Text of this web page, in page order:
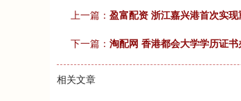
上一篇： 盈富配资 浙江嘉兴港首次实
下一篇： 淘配网 香港都会大学学历证
相关文章